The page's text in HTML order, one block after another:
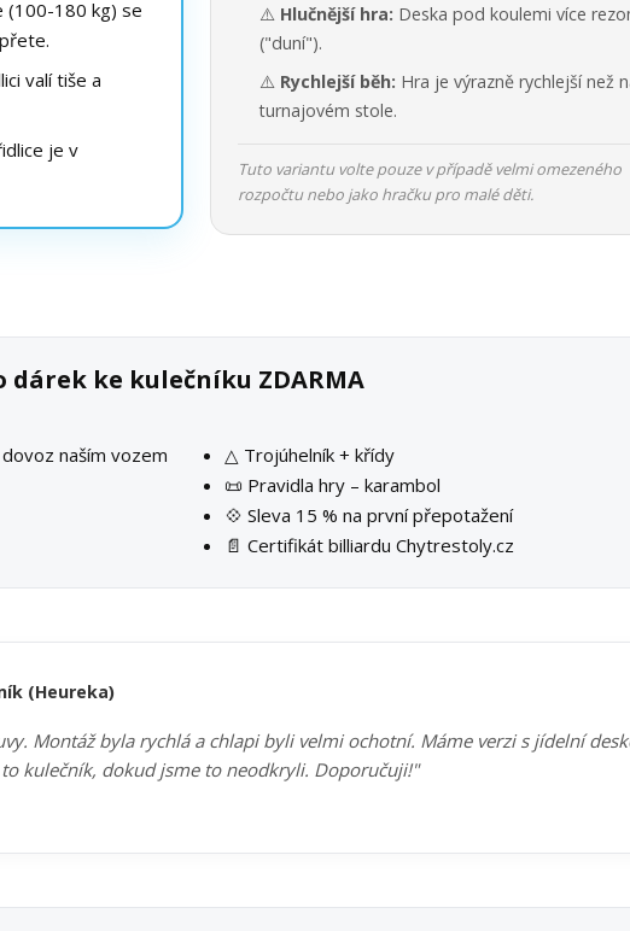
(100-180 kg) se
valí tiše a
je v
⚠️ Hlučnější hra: Deska pod koulemi více
("duní").
⚠️ Rychlejší běh: Hra je výrazně rychlejší než
turnajovém stole.
Tuto variantu volte pouze v případě velmi omezeného
rozpočtu nebo jako hračku pro malé děti.
dárek ke kulečníku ZDARMA
naším vozem
△ Trojúhelník + křídy
📜 Pravidla hry – karambol
💠 Sleva 15 % na první přepotažení
📄 Certifikát billiardu Chytrestoly.cz
(Heureka)
Montáž byla rychlá a chlapi byli velmi ochotní. Máme verzi s jídelní
kulečník, dokud jsme to neodkryli. Doporučuji!"